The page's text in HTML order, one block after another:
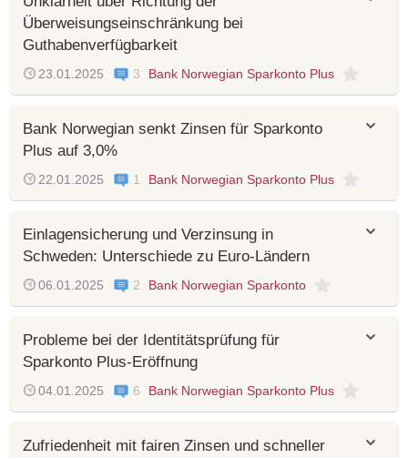
Überweisungseinschränkung bei
Guthabenverfügbarkeit
23.01.2025 3 Bank Norwegian Sparkonto Plus
Bank Norwegian senkt Zinsen für Sparkonto
Plus auf 3,0%
22.01.2025 1 Bank Norwegian Sparkonto Plus
Einlagensicherung und Verzinsung in
Schweden: Unterschiede zu Euro-Ländern
06.01.2025 2 Bank Norwegian Sparkonto
Probleme bei der Identitätsprüfung für
Sparkonto Plus-Eröffnung
04.01.2025 6 Bank Norwegian Sparkonto Plus
Zufriedenheit mit fairen Zinsen und schneller